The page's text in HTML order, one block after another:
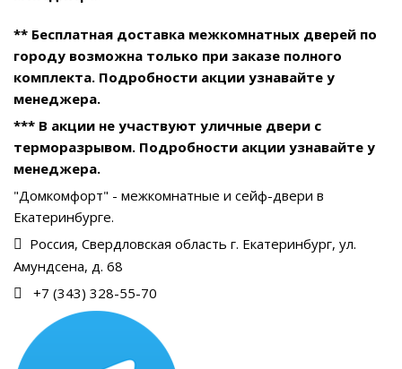
** Бесплатная доставка межкомнатных дверей по
городу возможна только при заказе полного
комплекта. Подробности акции узнавайте у
менеджера.
*** В акции не участвуют уличные двери с
терморазрывом. Подробности акции узнавайте у
менеджера.
"Домкомфорт" - межкомнатные и сейф-двери в
Екатеринбурге.
Россия, Свердловская область г. Екатеринбург, ул.
Амундсена, д. 68
+7 (343) 328-55-70